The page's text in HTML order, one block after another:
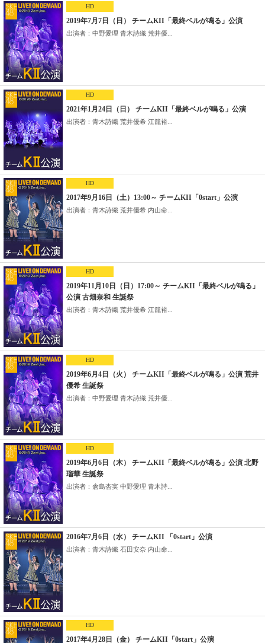
HD
2019年7月7日（日） チームKII「最終ベルが鳴る」公演
出演者：中野愛理 青木詩織 荒井優...
HD
2021年1月24日（日） チームKII「最終ベルが鳴る」公演
出演者：青木詩織 荒井優希 江籠裕...
HD
2017年9月16日（土）13:00～ チームKII「0start」公演
出演者：青木詩織 荒井優希 内山命...
HD
2019年11月10日（日）17:00～ チームKII「最終ベルが鳴る」
公演 古畑奈和 生誕祭
出演者：青木詩織 荒井優希 江籠裕...
HD
2019年6月4日（火） チームKII「最終ベルが鳴る」公演 荒井
優希 生誕祭
出演者：中野愛理 青木詩織 荒井優...
HD
2019年6月6日（木） チームKII「最終ベルが鳴る」公演 北野
瑠華 生誕祭
出演者：倉島杏実 中野愛理 青木詩...
2016年7月6日（水） チームKII 「0start」公演
出演者：青木詩織 石田安奈 内山命...
HD
2017年4月28日（金） チームKII「0start」公演